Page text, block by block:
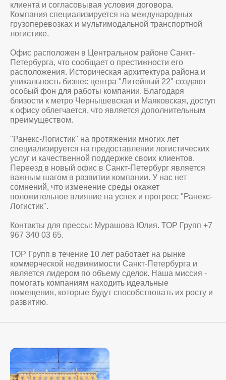
клиента и согласовывая условия договора.
Компания специализируется на международных
грузоперевозках и мультимодальной транспортной
логистике.
Офис расположен в Центральном районе Санкт-
Петербурга, что сообщает о престижности его
расположения. Историческая архитектура района и
уникальность бизнес центра "Литейный 22" создают
особый фон для работы компании. Благодаря
близости к метро Чернышевская и Маяковская, доступ
к офису облегчается, что является дополнительным
преимуществом.
"Ранекс-Логистик" на протяжении многих лет
специализируется на предоставлении логистических
услуг и качественной поддержке своих клиентов.
Переезд в новый офис в Санкт-Петербург является
важным шагом в развитии компании. У нас нет
сомнений, что изменение среды окажет
положительное влияние на успех и прогресс "Ранекс-
Логистик".
Контакты для прессы: Мурашова Юлия. ТОР Групп +7
967 340 03 65.
ТОР Групп в течение 10 лет работает на рынке
коммерческой недвижимости Санкт-Петербурга и
является лидером по объему сделок. Наша миссия -
помогать компаниям находить идеальные
помещения, которые будут способствовать их росту и
развитию.